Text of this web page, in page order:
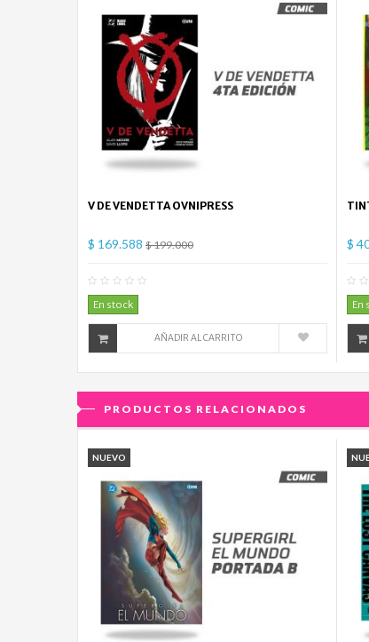
V DE VENDETTA OVNIPRESS
$ 169.588 $ 199.000
En stock
AÑADIR AL CARRITO
$
En
PRODUCTOS RELACIONADOS
NUEVO